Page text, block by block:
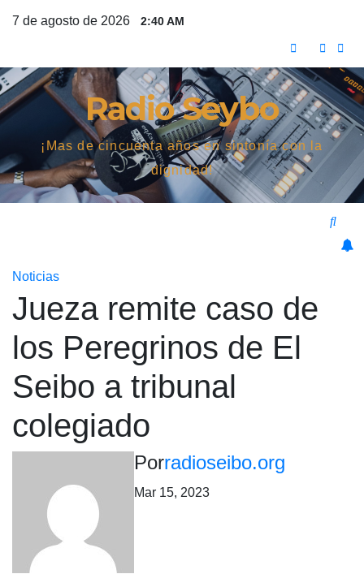
7 de agosto de 2026 2:40 AM
Radio Seybo
¡Mas de cincuenta años en sintonía con la
dignidad!
Noticias
Jueza remite caso de
los Peregrinos de El
Seibo a tribunal
colegiado
Porradioseibo.org
Mar 15, 2023